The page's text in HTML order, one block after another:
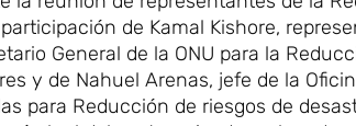
de Kamal Kishore,
General de la ONU para la
y de Nahuel Arenas, jefe de la
para Reducción de riesgos de